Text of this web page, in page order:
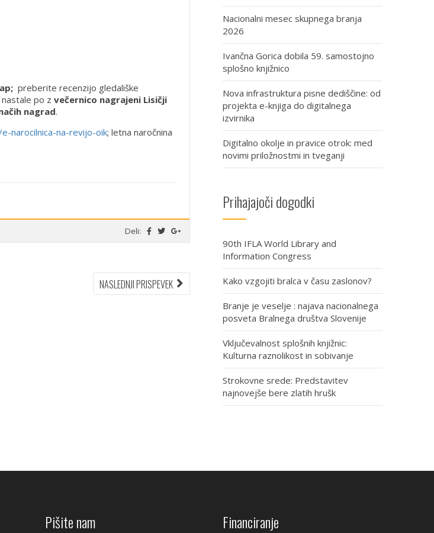
preberite recenzijo gledališke
po z večernico nagrajeni Lisičji
nagrad.
narocilnica-na-revijo-oik; letna naročnina
Deli:
NASLEDNJI PRISPEVEK
ARTICLE:
Nacionalni mesec skupnega branja
2026
Ivančna Gorica dobila 59. samostojno
splošno knjižnico
Nova infrastruktura pisne dediščine: od
projekta e-knjiga do digitalnega
izvirnika
Digitalno okolje in pravice otrok: med
novimi priložnostmi in tveganji
Prihajajoči dogodki
90th IFLA World Library and
Information Congress
Kako vzgojiti bralca v času zaslonov?
Branje je veselje : najava nacionalnega
posveta Bralnega društva Slovenije
Vključevalnost splošnih knjižnic:
Kulturna raznolikost in sobivanje
Strokovne srede: Predstavitev
najnovejše bere zlatih hrušk
Pišite nam Financiranje